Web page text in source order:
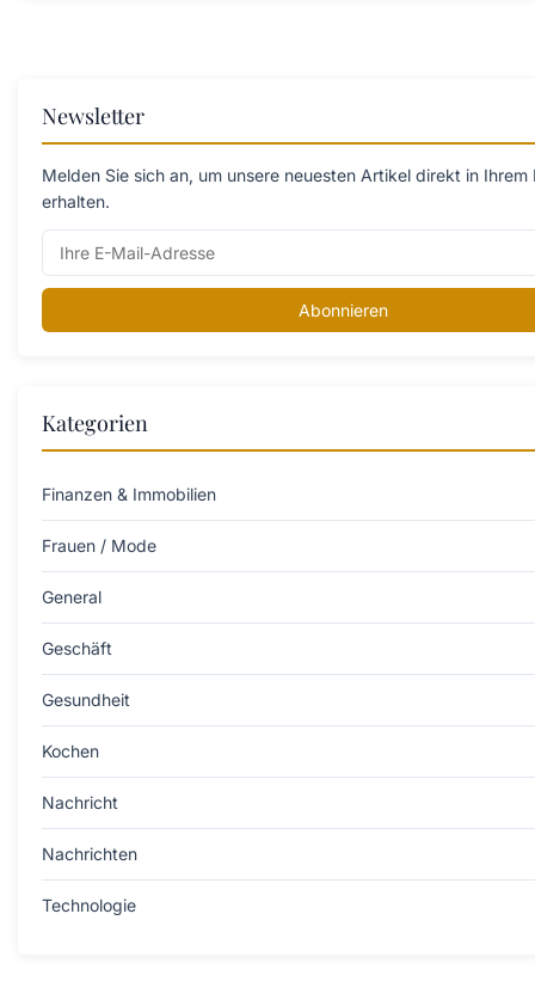
Newsletter
Melden Sie sich an, um unsere neuesten Artikel direkt in Ihrem
erhalten.
Abonnieren
Kategorien
Finanzen & Immobilien
Frauen / Mode
General
Geschäft
Gesundheit
Kochen
Nachricht
Nachrichten
Technologie